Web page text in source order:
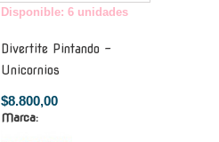
Disponible: 6 unidades
Divertite Pintando -
Unicornios
$8.800,00
Marca: